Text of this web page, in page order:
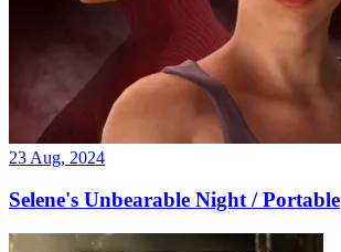
23 Aug, 2024
Selene's Unbearable Night / Portable